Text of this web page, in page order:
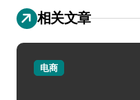
相关文章
电商